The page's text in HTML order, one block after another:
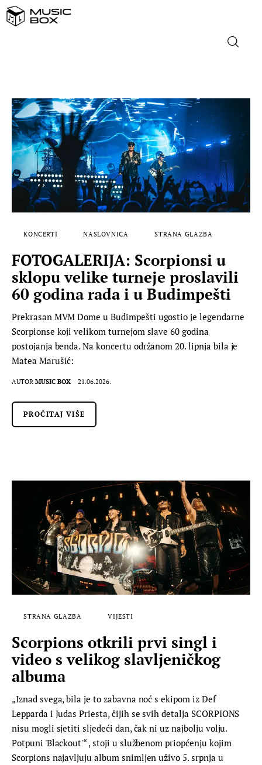
DOMAĆA GLAZBA
STRANA GLAZBA
FILM
MUSIC BOX
KONCERTI NASLOVNICA STRANA GLAZBA
FOTOGALERIJA: Scorpionsi u
sklopu velike turneje proslavili
60 godina rada i u Budimpešti
Prekrasan MVM Dome u Budimpešti ugostio je legendarne
Scorpionse koji velikom turnejom slave 60 godina
postojanja benda. Na koncertu održanom 20. lipnja bila je
Matea Marušić:
AUTOR MUSIC BOX 21.06.2026.
PROČITAJ VIŠE
STRANA GLAZBA VIJESTI
Scorpions otkrili prvi singl i
video s velikog slavljeničkog
albuma
„Iznad svega, bila je to zabavna noć s ekipom iz Def
Lepparda i Judas Priesta, čijih se svih detalja SCORPIONS
nisu mogli sjetiti sljedeći dan, čak ni uz najbolju volju.
Potpuni 'Blackout'“ , stoji u službenom priopćenju kojim
Scorpions najavljuju album snimljen uživo 5. srpnja u